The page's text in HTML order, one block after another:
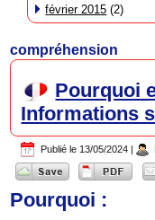
février 2015 (2)
compréhension
Pourquoi
Informations
Publié le 13/05/2024 |
Pourquoi :